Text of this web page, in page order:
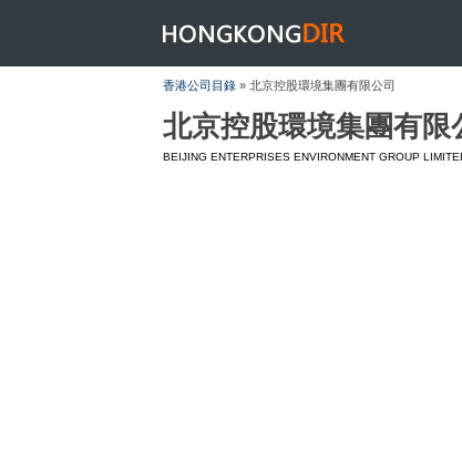
HONGKONGDIR
香港公司目錄 » 北京控股環境集團有限公司
北京控股環境集團有限
BEIJING ENTERPRISES ENVIRONMENT GROUP